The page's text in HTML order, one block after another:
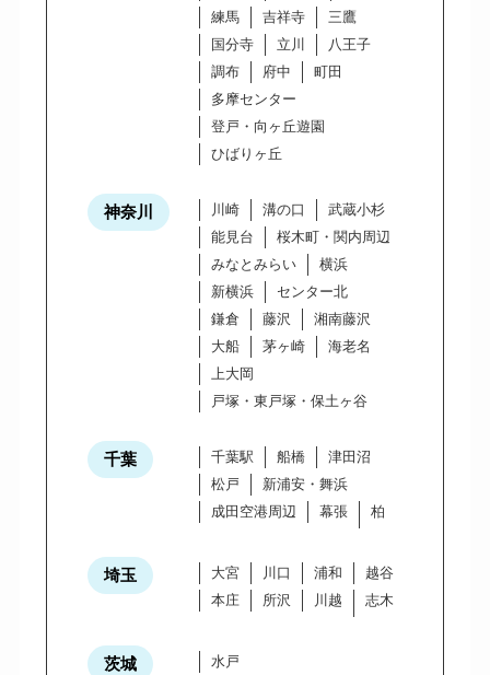
練馬
吉祥寺
三鷹
国分寺
立川
八王子
調布
府中
町田
多摩センター
登戸・向ヶ丘遊園
ひばりヶ丘
神奈川 川崎 溝の口
武蔵小杉
能見台
桜木町・関内周辺
みなとみらい
横浜
新横浜
センター北
鎌倉
藤沢
湘南藤沢
大船
茅ヶ崎
海老名
上大岡
戸塚・東戸塚・保土ヶ谷
千葉 千葉駅 船橋
津田沼
松戸
新浦安・舞浜
成田空港周辺
幕張 柏
埼玉 大宮 川口 浦和
越谷
本庄
所沢 川越 志木
茨城 水戸